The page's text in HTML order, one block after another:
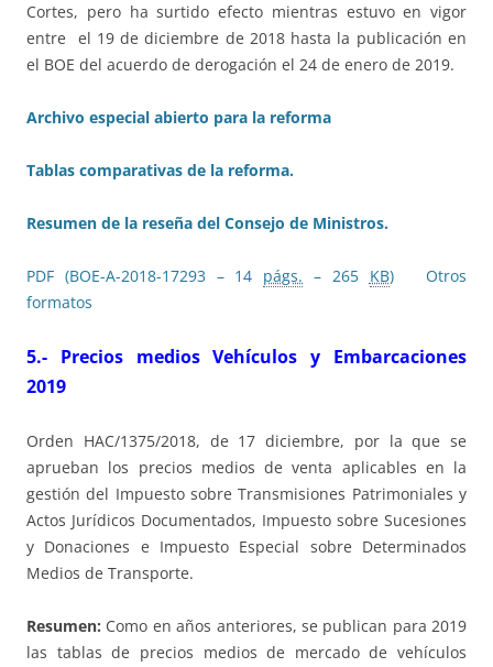
Cortes, pero ha surtido efecto mientras estuvo en vigor
entre el 19 de diciembre de 2018 hasta la publicación en
el BOE del acuerdo de derogación el 24 de enero de 2019.
Archivo especial abierto para la reforma
Tablas comparativas de la reforma.
Resumen de la reseña del Consejo de Ministros.
PDF (BOE-A-2018-17293 – 14 págs. – 265 KB)
Otros
formatos
5.- Precios medios Vehículos y Embarcaciones
2019
Orden HAC/1375/2018, de 17 diciembre, por la que se
aprueban los precios medios de venta aplicables en la
gestión del Impuesto sobre Transmisiones Patrimoniales y
Actos Jurídicos Documentados, Impuesto sobre Sucesiones
y Donaciones e Impuesto Especial sobre Determinados
Medios de Transporte.
Resumen: Como en años anteriores, se publican para 2019
las tablas de precios medios de mercado de vehículos